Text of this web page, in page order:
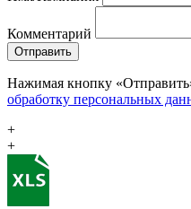
Комментарий
Отправить
Нажимая кнопку
обработку персональных
+
+